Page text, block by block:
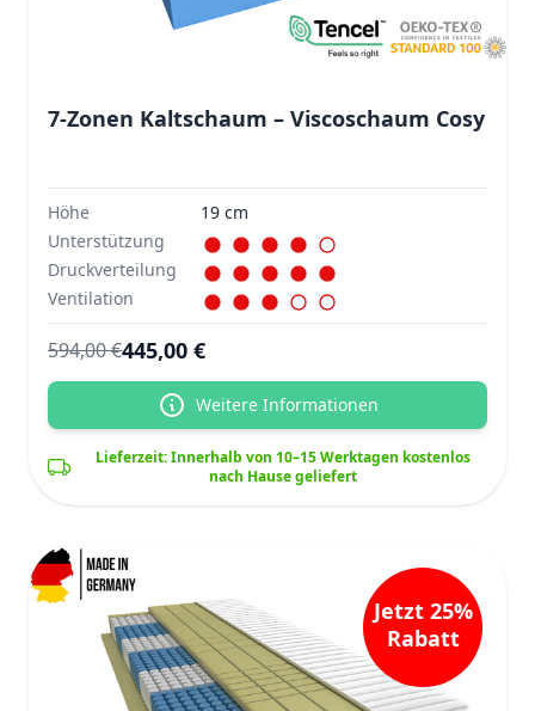
7-Zonen Kaltschaum – Viscoschaum Cosy
Höhe
19 cm
Unterstützung
Druckverteilung
Ventilation
445,00 €
594,00 €
Weitere Informationen
Lieferzeit: Innerhalb von 10–15 Werktagen kostenlos
nach Hause geliefert
Jetzt 25%
Rabatt